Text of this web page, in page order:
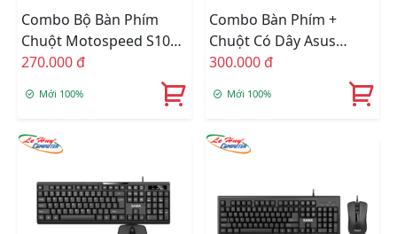
Combo Bộ Bàn Phím
Chuột Motospeed S103
(K103 + F333)
270.000 đ
Mới 100%
Combo Bàn Phím +
Chuột Có Dây Asus
U2000 USB
300.000 đ
Mới 100%